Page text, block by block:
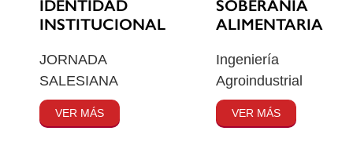
IDENTIDAD
INSTITUCIONAL
JORNADA
SALESIANA
VER MÁS
SOBERANÍA
ALIMENTARIA
Ingeniería
Agroindustrial
VER MÁS